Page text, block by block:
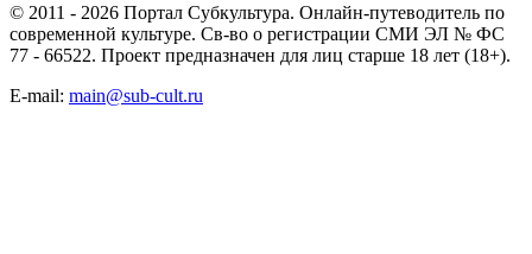
© 2011 - 2026 Портал Субкультура. Онлайн-путеводитель по
современной культуре. Св-во о регистрации СМИ ЭЛ № ФС
77 - 66522. Проект предназначен для лиц старше 18 лет (18+).
E-mail: main@sub-cult.ru